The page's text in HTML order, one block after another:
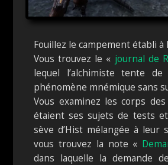
Fouillez le campement établi à
Vous trouvez le « journal de
lequel l’alchimiste tente
phénomène mnémique sans
Vous examinez les corps
étaient ses sujets de tests
sève d’Hist mélangée à leur
vous trouvez la note «
dans laquelle la demande